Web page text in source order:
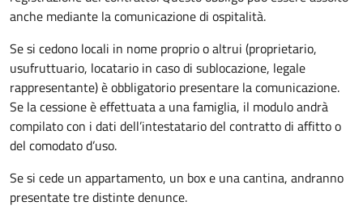
anche mediante la comunicazione di ospitalità.
Se si cedono locali in nome proprio o altrui (proprietario,
usufruttuario, locatario in caso di sublocazione, legale
rappresentante) è obbligatorio presentare la comunicazione.
Se la cessione è effettuata a una famiglia, il modulo andrà
compilato con i dati dell’intestatario del contratto di affitto o
del comodato d’uso.
Se si cede un appartamento, un box e una cantina, andranno
presentate tre distinte denunce.